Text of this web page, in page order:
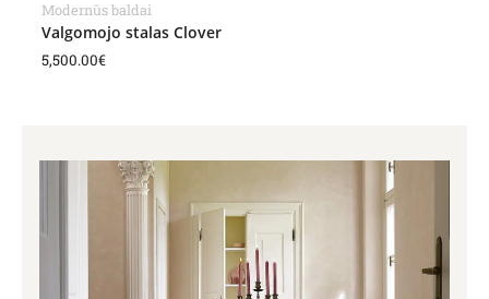
Modernūs baldai
Valgomojo stalas Clover
5,500.00€